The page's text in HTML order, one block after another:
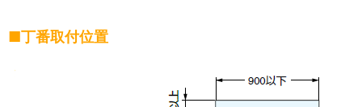
■丁番取付位置